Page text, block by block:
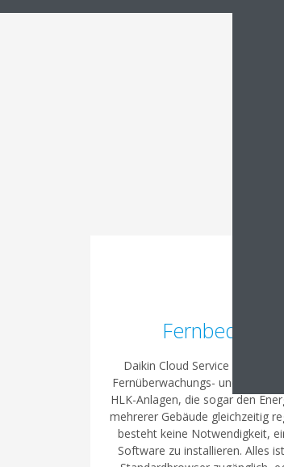
Fernbedienung
Daikin Cloud Service ist eine
Fernüberwachungs- und
HLK-Anlagen, die sogar den
mehrerer Gebäude gleichzeitig
besteht keine Notwendigkeit,
Software zu installieren. Alles